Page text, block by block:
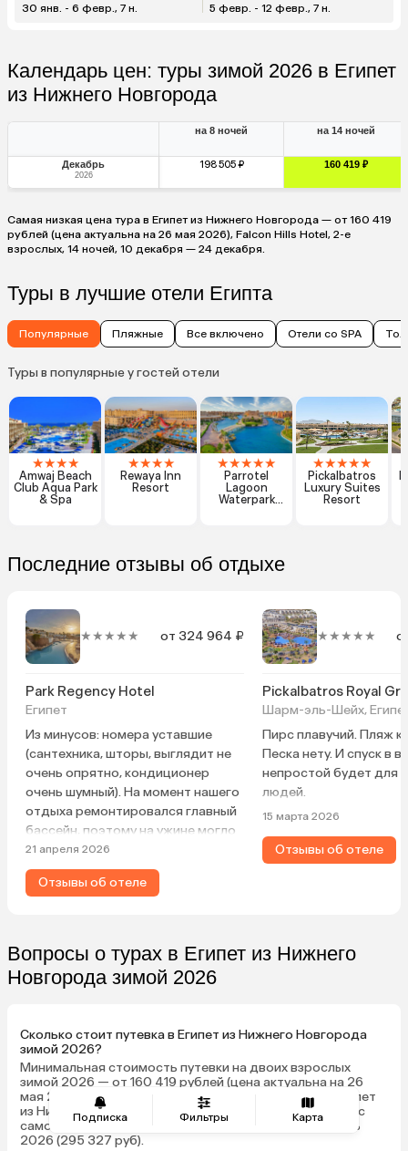
Подписка Фильтры Карта
30 янв. - 6 февр., 7 н. 5 февр. - 12 февр., 7 н.
Календарь цен: туры зимой 2026 в Египет
из Нижнего Новгорода
на 8 ночей на 14 ночей
Декабрь
2026
198 505 ₽ 160 419 ₽
Самая низкая цена тура в Египет из Нижнего Новгорода — от 160 419
рублей (цена актуальна на 26 мая 2026), Falcon Hills Hotel, 2-е
взрослых, 14 ночей, 10 декабря — 24 декабря.
Туры в лучшие отели Египта
Популярные Пляжные Все включено Отели со SPA
Туры в популярные у гостей отели
★★★★
Amwaj Beach
Club Aqua Park
& Spa
★★★★
Rewaya Inn
Resort
★★★★★
Parrotel
Lagoon
Waterpark
★★★★★
Pickalbatros
Luxury Suites
Resort
Последние отзывы об отдыхе
★★★★★ от 324 964 ₽
Park Regency Hotel
Египет
Из минусов: номера уставшие
(сантехника, шторы, выглядит не
очень опрятно, кондиционер
очень шумный). На момент нашего
отдыха ремонтировался главный
бассейн, поэтому на ужине могло
быть шумно, и немного портился
общий вид (но предупреждение
об этом было при покупке). Из
разнообразная еда, десерты
выше всех похвал. Большой
красивый риф. Хорошее
завтрак + отдельный пляж с доп.
сервисом (полотенца, мороженое,
напитки, еда) + отдельный
бассейн. С соседнего с клубным
пляжем пляжа регулярно слышно
более активную анимацию, чем в
21 апреля 2026
Отзывы об отеле
★★★★★
Pickalbatros Royal
Шарм-эль-Шейх,
Пирс плавучий. Пляж
Песка нету. И спуск в
непростой будет для
людей.
15 марта 2026
Отзывы об отеле
Вопросы о турах в Египет из Нижнего
Новгорода зимой 2026
Сколько стоит путевка в Египет из Нижнего Новгорода
зимой 2026?
Минимальная стоимость путевки на двоих взрослых
зимой 2026 — от 160 419 рублей (цена актуальна на 26
мая 2026) за 14 ночей. Средняя стоимость тура в Египет
из Нижнего Новгорода — от 329 399 рублей. Месяцы с
самой низкой стоимостью тура зимой 2026 - декабрь
2026 (295 327 руб).